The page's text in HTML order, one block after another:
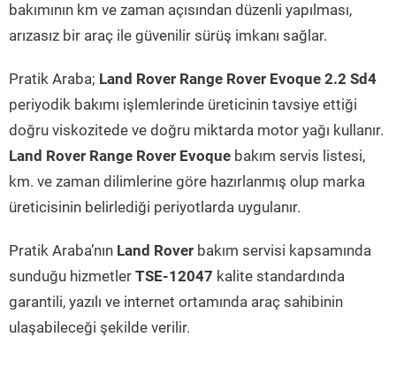
bakımının km ve zaman açısından düzenli yapılması,
arızasız bir araç ile güvenilir sürüş imkanı sağlar.
Pratik Araba; Land Rover Range Rover Evoque 2.2 Sd4
periyodik bakımı işlemlerinde üreticinin tavsiye ettiği
doğru viskozitede ve doğru miktarda motor yağı kullanır.
Land Rover Range Rover Evoque bakım servis listesi,
km. ve zaman dilimlerine göre hazırlanmış olup marka
üreticisinin belirlediği periyotlarda uygulanır.
Pratik Araba’nın Land Rover bakım servisi kapsamında
sunduğu hizmetler TSE-12047 kalite standardında
garantili, yazılı ve internet ortamında araç sahibinin
ulaşabileceği şekilde verilir.